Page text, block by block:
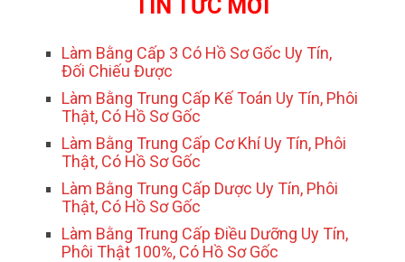
TIN TỨC MỚI
Làm Bằng Cấp 3 Có Hồ Sơ Gốc Uy Tín,
Đối Chiếu Được
Làm Bằng Trung Cấp Kế Toán Uy Tín, Phôi
Thật, Có Hồ Sơ Gốc
Làm Bằng Trung Cấp Cơ Khí Uy Tín, Phôi
Thật, Có Hồ Sơ Gốc
Làm Bằng Trung Cấp Dược Uy Tín, Phôi
Thật, Có Hồ Sơ Gốc
Làm Bằng Trung Cấp Điều Dưỡng Uy Tín,
Phôi Thật 100%, Có Hồ Sơ Gốc